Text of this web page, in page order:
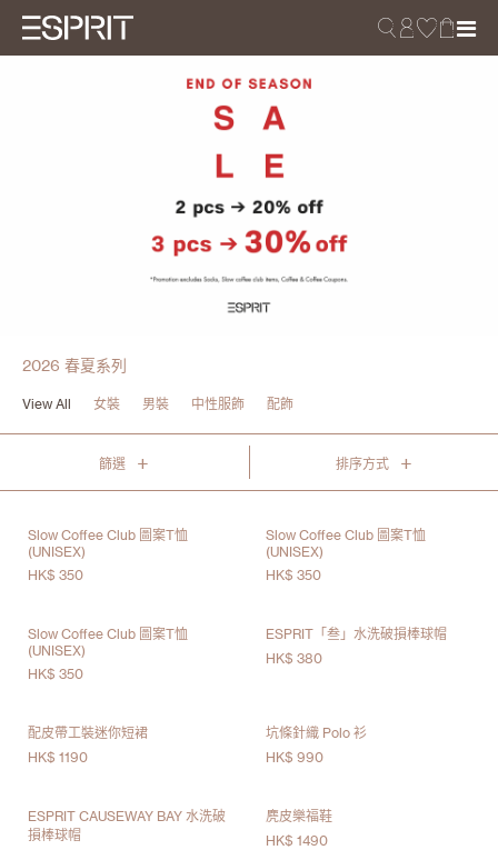
2026 春夏系列
View All 女裝 男裝 中性服飾 配飾
排序方式 +
篩選 +
Slow Coffee Club 圖案T恤
(UNISEX)
HK$ 350
Slow Coffee Club 圖案T恤
(UNISEX)
HK$ 350
Slow Coffee Club 圖案T恤
(UNISEX)
HK$ 350
ESPRIT「叁」水洗破損棒球帽
HK$ 380
配皮帶工裝迷你短裙
HK$ 1190
坑條針織 Polo 衫
HK$ 990
ESPRIT CAUSEWAY BAY 水洗破
損棒球帽
麂皮樂福鞋
HK$ 1490